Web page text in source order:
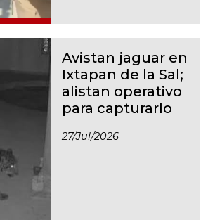
Avistan jaguar en
Ixtapan de la Sal;
alistan operativo
para capturarlo
27/jul/2026